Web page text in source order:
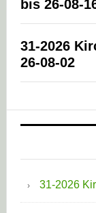
bis 26-08-
31-2026
26-08-02
31-2026